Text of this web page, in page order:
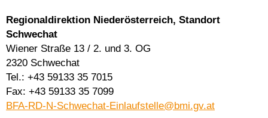
Regionaldirektion Niederösterreich, Standort
Schwechat
Wiener Straße 13 / 2. und 3. OG
2320 Schwechat
Tel.: +43 59133 35 7015
Fax: +43 59133 35 7099
BFA-RD-N-Schwechat-Einlaufstelle@bmi.gv.at